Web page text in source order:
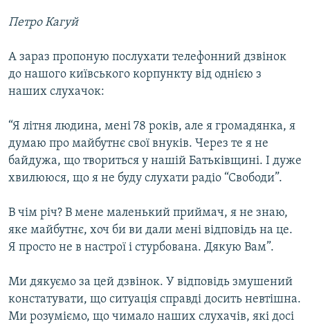
Петро Кагуй
А зараз пропоную послухати телефонний дзвінок
до нашого київського корпункту від однією з
наших слухачок:
“Я літня людина, мені 78 років, але я громадянка, я
думаю про майбутнє свої внуків. Через те я не
байдужа, що твориться у нашій Батьківщині. І дуже
хвилююся, що я не буду слухати радіо “Свободи”.
В чім річ? В мене маленький приймач, я не знаю,
яке майбутнє, хоч би ви дали мені відповідь на це.
Я просто не в настрої і стурбована. Дякую Вам”.
Ми дякуємо за цей дзвінок. У відповідь змушений
констатувати, що ситуація справді досить невтішна.
Ми розуміємо, що чимало наших слухачів, які досі